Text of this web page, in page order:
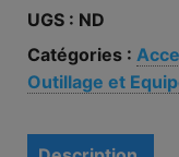
UGS : ND
Catégories :
Outillage et